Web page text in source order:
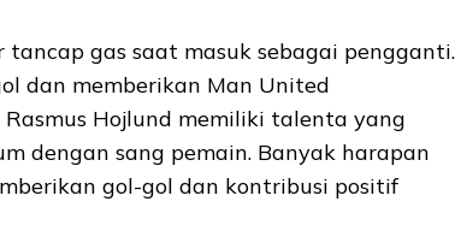
tancap gas saat masuk sebagai pengganti.
dan memberikan Man United
Hojlund memiliki talenta yang
dengan sang pemain. Banyak harapan
gol-gol dan kontribusi positif